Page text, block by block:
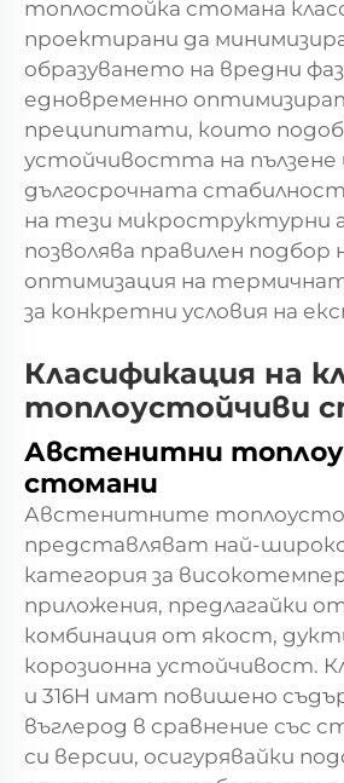
топлостойка стомана
проектирани да
образуването на вредни
едновременно
преципитати, които
устойчивостта на пълзене
дългосрочната
на тези микроструктурни
позволява правилен подбор
оптимизация на
за конкретни условия на
Класификация на
топлоустойчиви
Австенитни
стомани
Австенитните
представляват най-
категория за
приложения, предлагайки
комбинация от якост,
корозионна устойчивост.
и 316H имат повишено
въглерод в сравнение със
си версии, осигурявайки